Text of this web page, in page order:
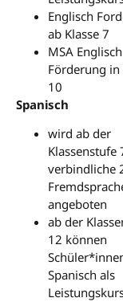
Englisch
ab Klasse 7
MSA Englisch
Förderung in
10
Spanisch
wird ab der
Klassenstufe
verbindliche
angeboten
ab der
12 können
Spanisch als